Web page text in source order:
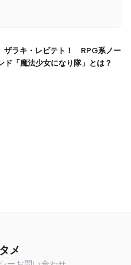
ド「魔法少女になり隊」とは？
メ